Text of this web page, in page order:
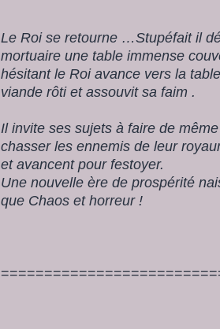
Le Roi se retourne …Stupéfait il
mortuaire une table immense
hésitant le Roi avance vers la
viande rôti et assouvit sa faim .
Il invite ses sujets à faire de
chasser les ennemis de leur
et avancent pour festoyer.
Une nouvelle ère de prospérité
que Chaos et horreur !